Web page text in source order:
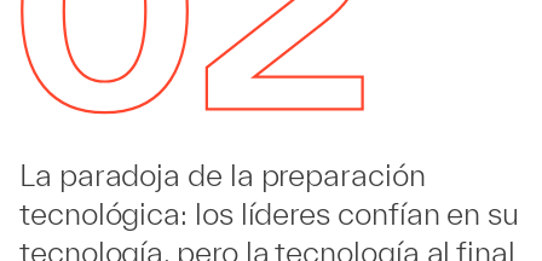
La paradoja de la preparación
tecnológica: los líderes confían en su
tecnología, pero la tecnología al final